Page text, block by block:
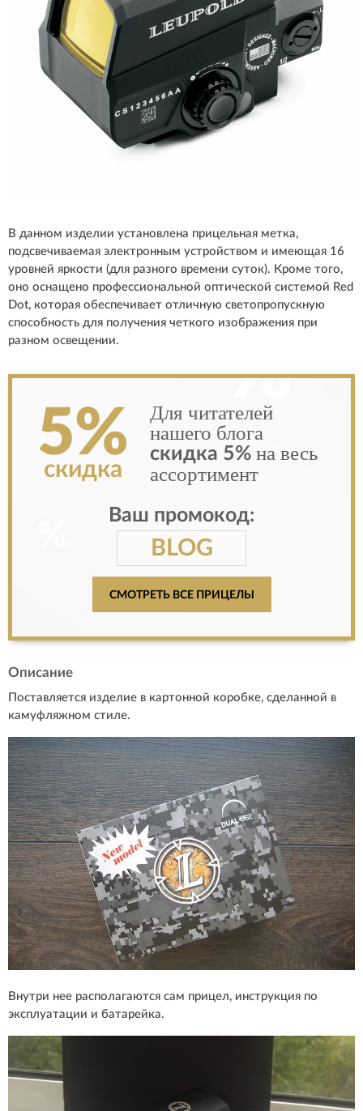
В данном изделии установлена прицельная метка,
подсвечиваемая электронным устройством и имеющая 16
уровней яркости (для разного времени суток). Кроме того,
оно оснащено профессиональной оптической системой Red
Dot, которая обеспечивает отличную светопропускную
способность для получения четкого изображения при
разном освещении.
5%
скидка
Для читателей
нашего блога
скидка 5% на весь
ассортимент
Ваш промокод:
BLOG
СМОТРЕТЬ ВСЕ ПРИЦЕЛЫ
Описание
Поставляется изделие в картонной коробке, сделанной в
камуфляжном стиле.
Внутри нее располагаются сам прицел, инструкция по
эксплуатации и батарейка.